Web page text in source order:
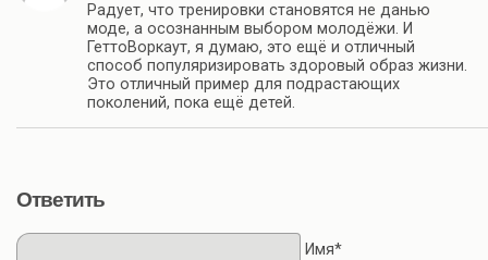
Радует, что тренировки становятся не данью
моде, а осознанным выбором молодёжи. И
ГеттоВоркаут, я думаю, это ещё и отличный
способ популяризировать здоровый образ жизни.
Это отличный пример для подрастающих
поколений, пока ещё детей.
Ответить
Имя*